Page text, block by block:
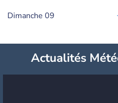
Dimanche 09
Actualités